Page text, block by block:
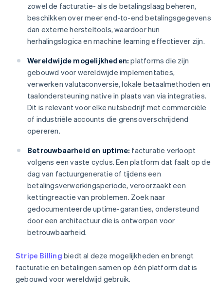
zowel de facturatie- als de betalingslaag beheren,
beschikken over meer end-to-end betalingsgegevens
dan externe hersteltools, waardoor hun
herhalingslogica en machine learning effectiever zijn.
Wereldwijde mogelijkheden: platforms die zijn
gebouwd voor wereldwijde implementaties,
verwerken valutaconversie, lokale betaalmethoden en
taalondersteuning native in plaats van via integraties.
Dit is relevant voor elke nutsbedrijf met commerciële
of industriële accounts die grensoverschrijdend
opereren.
Betrouwbaarheid en uptime: facturatie verloopt
volgens een vaste cyclus. Een platform dat faalt op de
dag van factuurgeneratie of tijdens een
betalingsverwerkingsperiode, veroorzaakt een
kettingreactie van problemen. Zoek naar
gedocumenteerde uptime-garanties, ondersteund
door een architectuur die is ontworpen voor
betrouwbaarheid.
Stripe Billing biedt al deze mogelijkheden en brengt
facturatie en betalingen samen op één platform dat is
gebouwd voor wereldwijd gebruik.